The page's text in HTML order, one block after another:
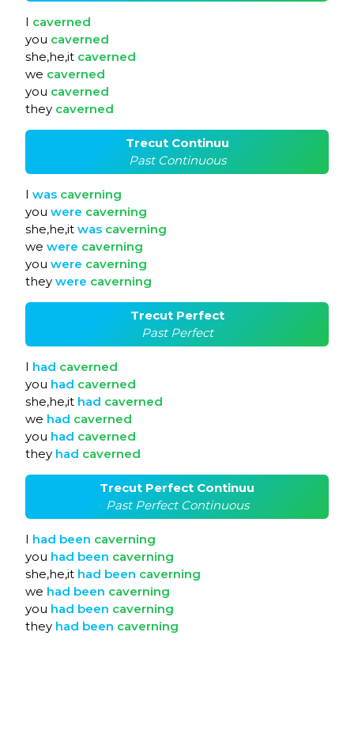
I caverned
you caverned
she,he,it caverned
we caverned
you caverned
they caverned
Trecut Continuu
Past Continuous
I was caverning
you were caverning
she,he,it was caverning
we were caverning
you were caverning
they were caverning
Trecut Perfect
Past Perfect
I had caverned
you had caverned
she,he,it had caverned
we had caverned
you had caverned
they had caverned
Trecut Perfect Continuu
Past Perfect Continuous
I had been caverning
you had been caverning
she,he,it had been caverning
we had been caverning
you had been caverning
they had been caverning